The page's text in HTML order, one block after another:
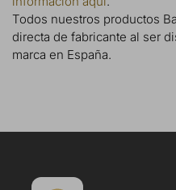
Todos nuestros productos
directa de fabricante al ser
marca en España.